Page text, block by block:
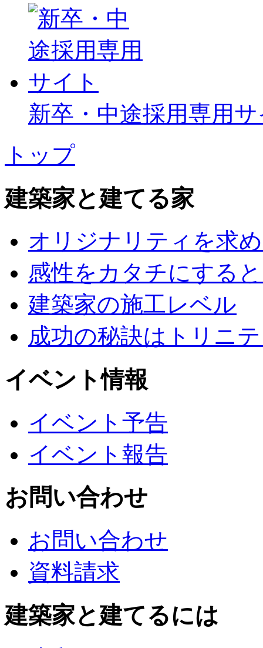
新卒・中途採用専用
トップ
建築家と建てる家
オリジナリティを求
感性をカタチにする
建築家の施工レベル
成功の秘訣はトリニ
イベント情報
イベント予告
イベント報告
お問い合わせ
お問い合わせ
資料請求
建築家と建てるには